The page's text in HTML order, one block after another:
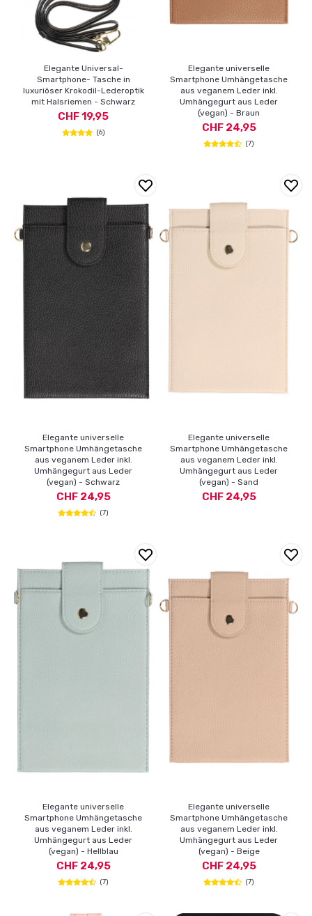
Elegante Universal-
Smartphone- Tasche in
luxuriöser Krokodil-Lederoptik
mit Halsriemen - Schwarz
CHF 19,95
(6)
Elegante universelle
Smartphone Umhängetasche
aus veganem Leder inkl.
Umhängegurt aus Leder
(vegan) - Braun
CHF 24,95
(7)
Elegante universelle
Smartphone Umhängetasche
aus veganem Leder inkl.
Umhängegurt aus Leder
(vegan) - Schwarz
CHF 24,95
(7)
Elegante universelle
Smartphone Umhängetasche
aus veganem Leder inkl.
Umhängegurt aus Leder
(vegan) - Sand
CHF 24,95
Elegante universelle
Smartphone Umhängetasche
aus veganem Leder inkl.
Umhängegurt aus Leder
(vegan) - Hellblau
CHF 24,95
(7)
Elegante universelle
Smartphone Umhängetasche
aus veganem Leder inkl.
Umhängegurt aus Leder
(vegan) - Beige
CHF 24,95
(7)